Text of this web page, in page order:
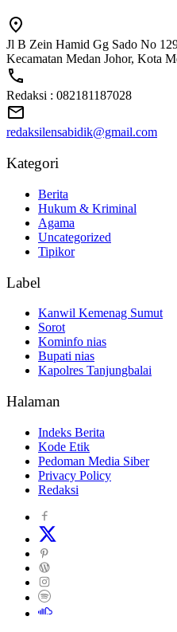
Jl B Zein Hamid Gg Sado No
Kecamatan Medan Johor, Kota
Redaksi : 082181187028
redaksilensabidik@gmail.com
Kategori
Berita
Hukum & Kriminal
Agama
Uncategorized
Tipikor
Label
Kanwil Kemenag Sumut
Sorot
Kominfo nias
Bupati nias
Kapolres Tanjungbalai
Halaman
Indeks Berita
Kode Etik
Pedoman Media Siber
Privacy Policy
Redaksi